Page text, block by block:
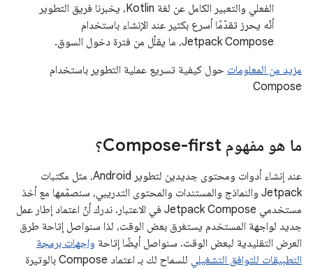
الفعلي والتعبير الكامل عن لغة Kotlin، يخبرنا فريق التطوير
أنّه يحرز تقدّمًا أسرع بكثير عند الإنشاء باستخدام
Jetpack Compose، ما يقلّل من فترة دخول السوق.
مزيد من المعلومات حول كيفية تسريع عملية التطوير باستخدام
Compose
ما هو مفهوم Compose-first؟
عند إنشاء أدوات ومحتوى جديدين لتطوير Android، مثل مكتبات
Jetpack والنماذج والمستندات والمحتوى التدريبي، سنصمّمها مع أخذ
مستخدمي Jetpack Compose في الاعتبار. ندرك أنّ اعتماد إطار عمل
جديد لواجهة المستخدم يستغرق بعض الوقت، لذا سنواصل إتاحة طرق
العرض التقليدية لبعض الوقت. سنواصل أيضًا إتاحة واجهات برمجة
التطبيقات للتوافق التشغيلي
للسماح لك بـ اعتماد Compose بالوتيرة